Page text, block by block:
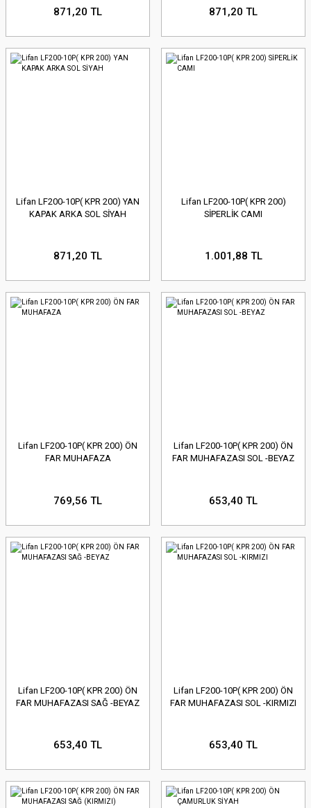
871,20 TL 871,20 TL
Lifan LF200-10P( KPR 200) YAN
KAPAK ARKA SOL SİYAH
871,20 TL
Lifan LF200-10P( KPR 200)
SİPERLİK CAMI
1.001,88 TL
Lifan LF200-10P( KPR 200) ÖN
FAR MUHAFAZA
769,56 TL
Lifan LF200-10P( KPR 200) ÖN
FAR MUHAFAZASI SOL -BEYAZ
653,40 TL
Lifan LF200-10P( KPR 200) ÖN
FAR MUHAFAZASI SAĞ -BEYAZ
653,40 TL
Lifan LF200-10P( KPR 200) ÖN
FAR MUHAFAZASI SOL -KIRMIZI
653,40 TL